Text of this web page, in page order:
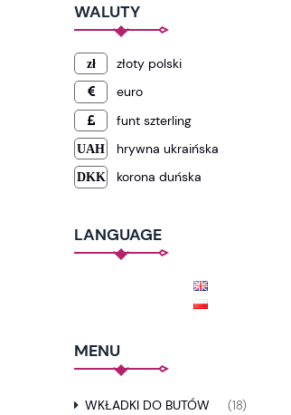
WALUTY
złoty polski
euro
funt szterling
hrywna ukraińska
korona duńska
LANGUAGE
MENU
WKŁADKI DO BUTÓW (18)